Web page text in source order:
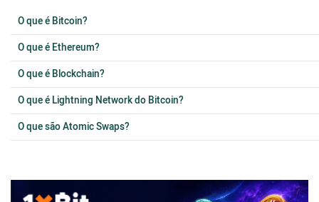
O que é Bitcoin?
O que é Ethereum?
O que é Blockchain?
O que é Lightning Network do Bitcoin?
O que são Atomic Swaps?